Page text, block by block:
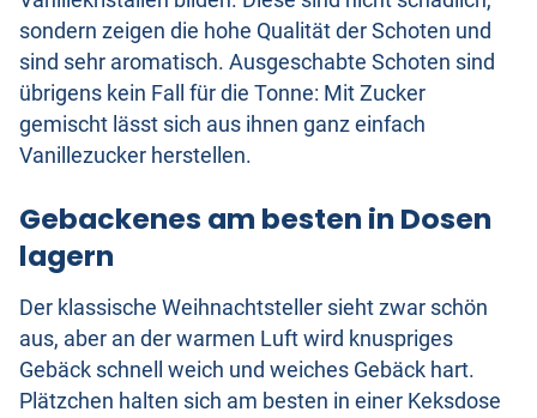
sondern zeigen die hohe Qualität der Schoten und
sind sehr aromatisch. Ausgeschabte Schoten sind
übrigens kein Fall für die Tonne: Mit Zucker
gemischt lässt sich aus ihnen ganz einfach
Vanillezucker herstellen.
Gebackenes am besten in Dosen
lagern
Der klassische Weihnachtsteller sieht zwar schön
aus, aber an der warmen Luft wird knuspriges
Gebäck schnell weich und weiches Gebäck hart.
Plätzchen halten sich am besten in einer Keksdose